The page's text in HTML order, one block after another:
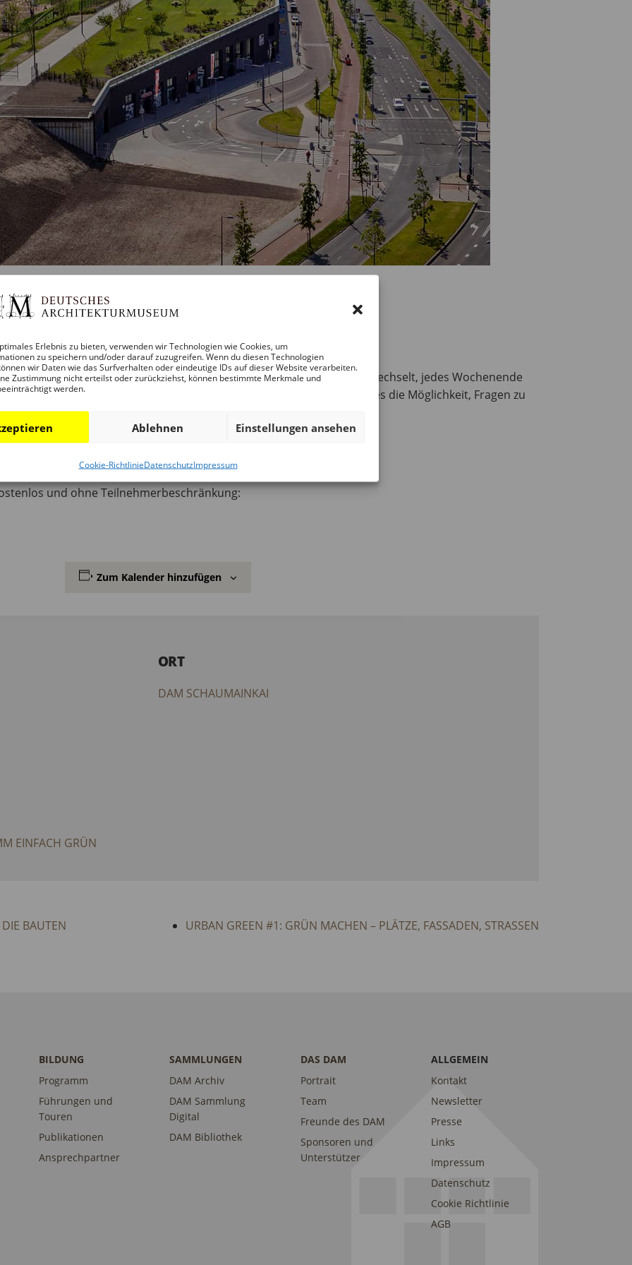
Erlebnis zu bieten, verwenden wir Technologien wie Cookies, um
zu speichern und/oder darauf zuzugreifen. Wenn du diesen Technologien
wir Daten wie das Surfverhalten oder eindeutige IDs auf dieser Website verarbeiten.
Zustimmung nicht erteilst oder zurückziehst, können bestimmte Merkmale und
werden.
Ablehnen Einstellungen ansehen
Cookie-RichtlinieDatenschutzImpressum
und anderswo
durch die Ausstellung. Der thematische Fokus der Rundgänge wechselt, jedes Wochenende
Beispiele von begrünten Bauten vorgestellt. Im Anschluss gibt es die Möglichkeit, Fragen zu
und ohne Teilnehmerbeschränkung:
Zum Kalender hinzufügen
EINFACH GRÜN
ORT
DAM SCHAUMAINKAI
BAUTEN URBAN GREEN #1: GRÜN MACHEN – PLÄTZE, FASSADEN, STRASSEN
BILDUNG
Programm
Führungen und
Touren
Publikationen
Ansprechpartner
SAMMLUNGEN
DAM Archiv
DAM Sammlung
Digital
DAM Bibliothek
DAS DAM
Portrait
Team
Freunde des DAM
Sponsoren und
Unterstützer
ALLGEMEIN
Kontakt
Newsletter
Presse
Links
Impressum
Datenschutz
Cookie Richtlinie
AGB